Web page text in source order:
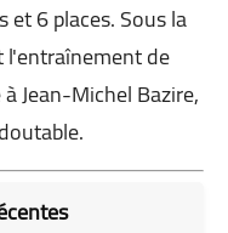
6 places. Sous la
l'entraînement de
Jean-Michel Bazire,